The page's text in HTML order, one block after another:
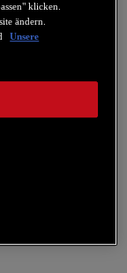
klicken.
ändern.
Unsere